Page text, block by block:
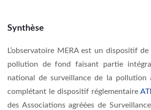
Synthèse
L’observatoire MERA est un dispositif
pollution de fond faisant partie
national de surveillance de la pollution
complétant le dispositif réglementaire
des Associations agréées de